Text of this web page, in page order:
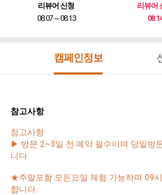
리뷰어 신청
08.07 ~ 08.13
리뷰어
08.14
캠페인정보
참고사항
참고사항:
▶ 방문 2~3일 전 예약 필수이며 당일방
니다.
★주말포함 모든요일 체험 가능하며 09
합니다.